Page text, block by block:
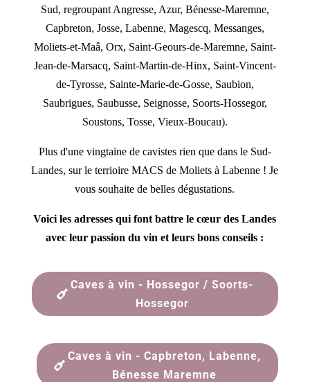
Sud, regroupant Angresse, Azur, Bénesse-Maremne,
Capbreton, Josse, Labenne, Magescq, Messanges,
Moliets-et-Maâ, Orx, Saint-Geours-de-Maremne, Saint-
Jean-de-Marsacq, Saint-Martin-de-Hinx, Saint-Vincent-
de-Tyrosse, Sainte-Marie-de-Gosse, Saubion,
Saubrigues, Saubusse, Seignosse, Soorts-Hossegor,
Soustons, Tosse, Vieux-Boucau).
Plus d'une vingtaine de cavistes rien que dans le Sud-
Landes, sur le terrioire MACS de Moliets à Labenne ! Je
vous souhaite de belles dégustations.
Voici les adresses qui font battre le cœur des Landes
avec leur passion du vin et leurs bons conseils :
Caves à vin - Hossegor / Soorts-
Hossegor
Caves à vin - Capbreton, Labenne,
Bénesse Maremne